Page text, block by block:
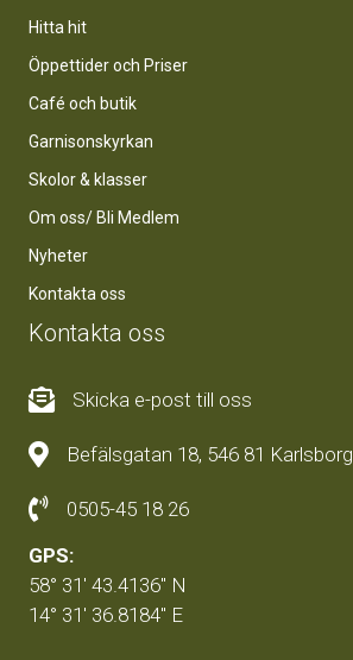
Hitta hit
Öppettider och Priser
Café och butik
Garnisonskyrkan
Skolor & klasser
Om oss/ Bli Medlem
Nyheter
Kontakta oss
Kontakta oss
Skicka e-post till oss
Befälsgatan 18, 546 81 Karlsborg
0505-45 18 26
GPS:
58° 31' 43.4136'' N
14° 31' 36.8184'' E